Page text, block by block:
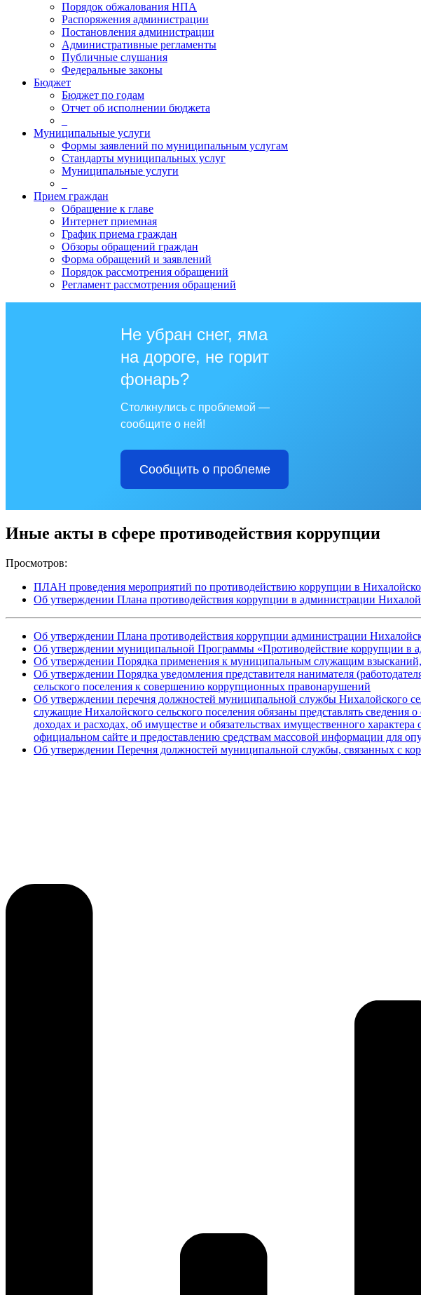
Порядок обжалования НПА
Распоряжения администрации
Постановления администрации
Административные регламенты
Публичные слушания
Федеральные законы
Бюджет
Бюджет по годам
Отчет об исполнении бюджета
Муниципальные услуги
Формы заявлений по муниципальным услугам
Стандарты муниципальных услуг
Муниципальные услуги
Прием граждан
Обращение к главе
Интернет приемная
График приема граждан
Обзоры обращений граждан
Форма обращений и заявлений
Порядок рассмотрения обращений
Регламент рассмотрения обращений
Не убран снег, яма
на дороге, не горит
фонарь?
Столкнулись с проблемой —
сообщите о ней!
Сообщить о проблеме
Иные акты в сфере противодействия коррупции
Просмотров:
ПЛАН проведения мероприятий по противодействию коррупции в
Об утверждении Плана противодействия коррупции в администрации
Об утверждении Плана противодействия коррупции администрации
Об утверждении муниципальной Программы «Противодействие коррупции в
Об утверждении Порядка применения к муниципальным служащим
Об утверждении Порядка уведомления представителя нанимателя
сельского поселения к совершению коррупционных правонарушений
Об утверждении перечня должностей муниципальной службы Нихалойского
служащие Нихалойского сельского поселения обязаны представлять сведения
доходах и расходах, об имуществе и обязательствах имущественного
официальном сайте и предоставлению средствам массовой информации для
Об утверждении Перечня должностей муниципальной службы, связанных с